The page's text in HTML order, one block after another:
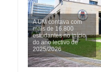
A UM contava com
mais de 16.800
estudantes no início
do ano lectivo de
2025/2026